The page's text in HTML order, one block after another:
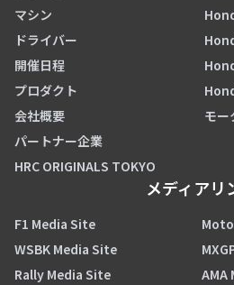
マシン
ドライバー
開催日程
プロダクト
会社概要
パートナー企業
HRC ORIGINALS TOKYO
モー
メディアリ
F1 Media Site
WSBK Media Site
Rally Media Site
AMA